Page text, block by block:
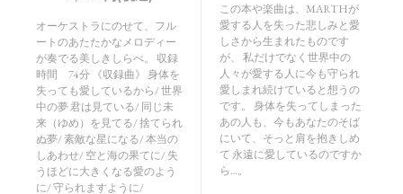
オーケストラにのせて、フル
ートのあたたかなメロディー
が奏でる美しきしらべ。 収録
時間 74分 《収録曲》 身体を
失っても愛しているから/ 世界
中の夢 君は見ている/ 同じ未
来（ゆめ）を見てる/ 捨てられ
ぬ夢/ 素敵な星になる/ 本当の
しあわせ/ 空と海の果てに/ 失
うほどに大きくなる愛のよう
に/ 守られますように/
この本や楽曲は、MARTHが
愛する人を失った悲しみと愛
しさから生まれたものです
が、 私だけでなく世界中の
人々が愛する人に今も守られ
愛しまれ続けていると想うの
です。 身体を失ってしまった
あの人も、今もあなたのそば
にいて、そっと肩を抱きしめ
て 永遠に愛しているのですか
ら…。